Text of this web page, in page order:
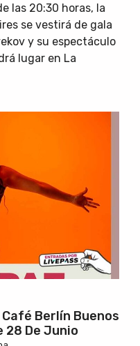
las 20:30 horas, la
se vestirá de gala
y su espectáculo
lugar en La
Berlín Buenos
28 De Junio